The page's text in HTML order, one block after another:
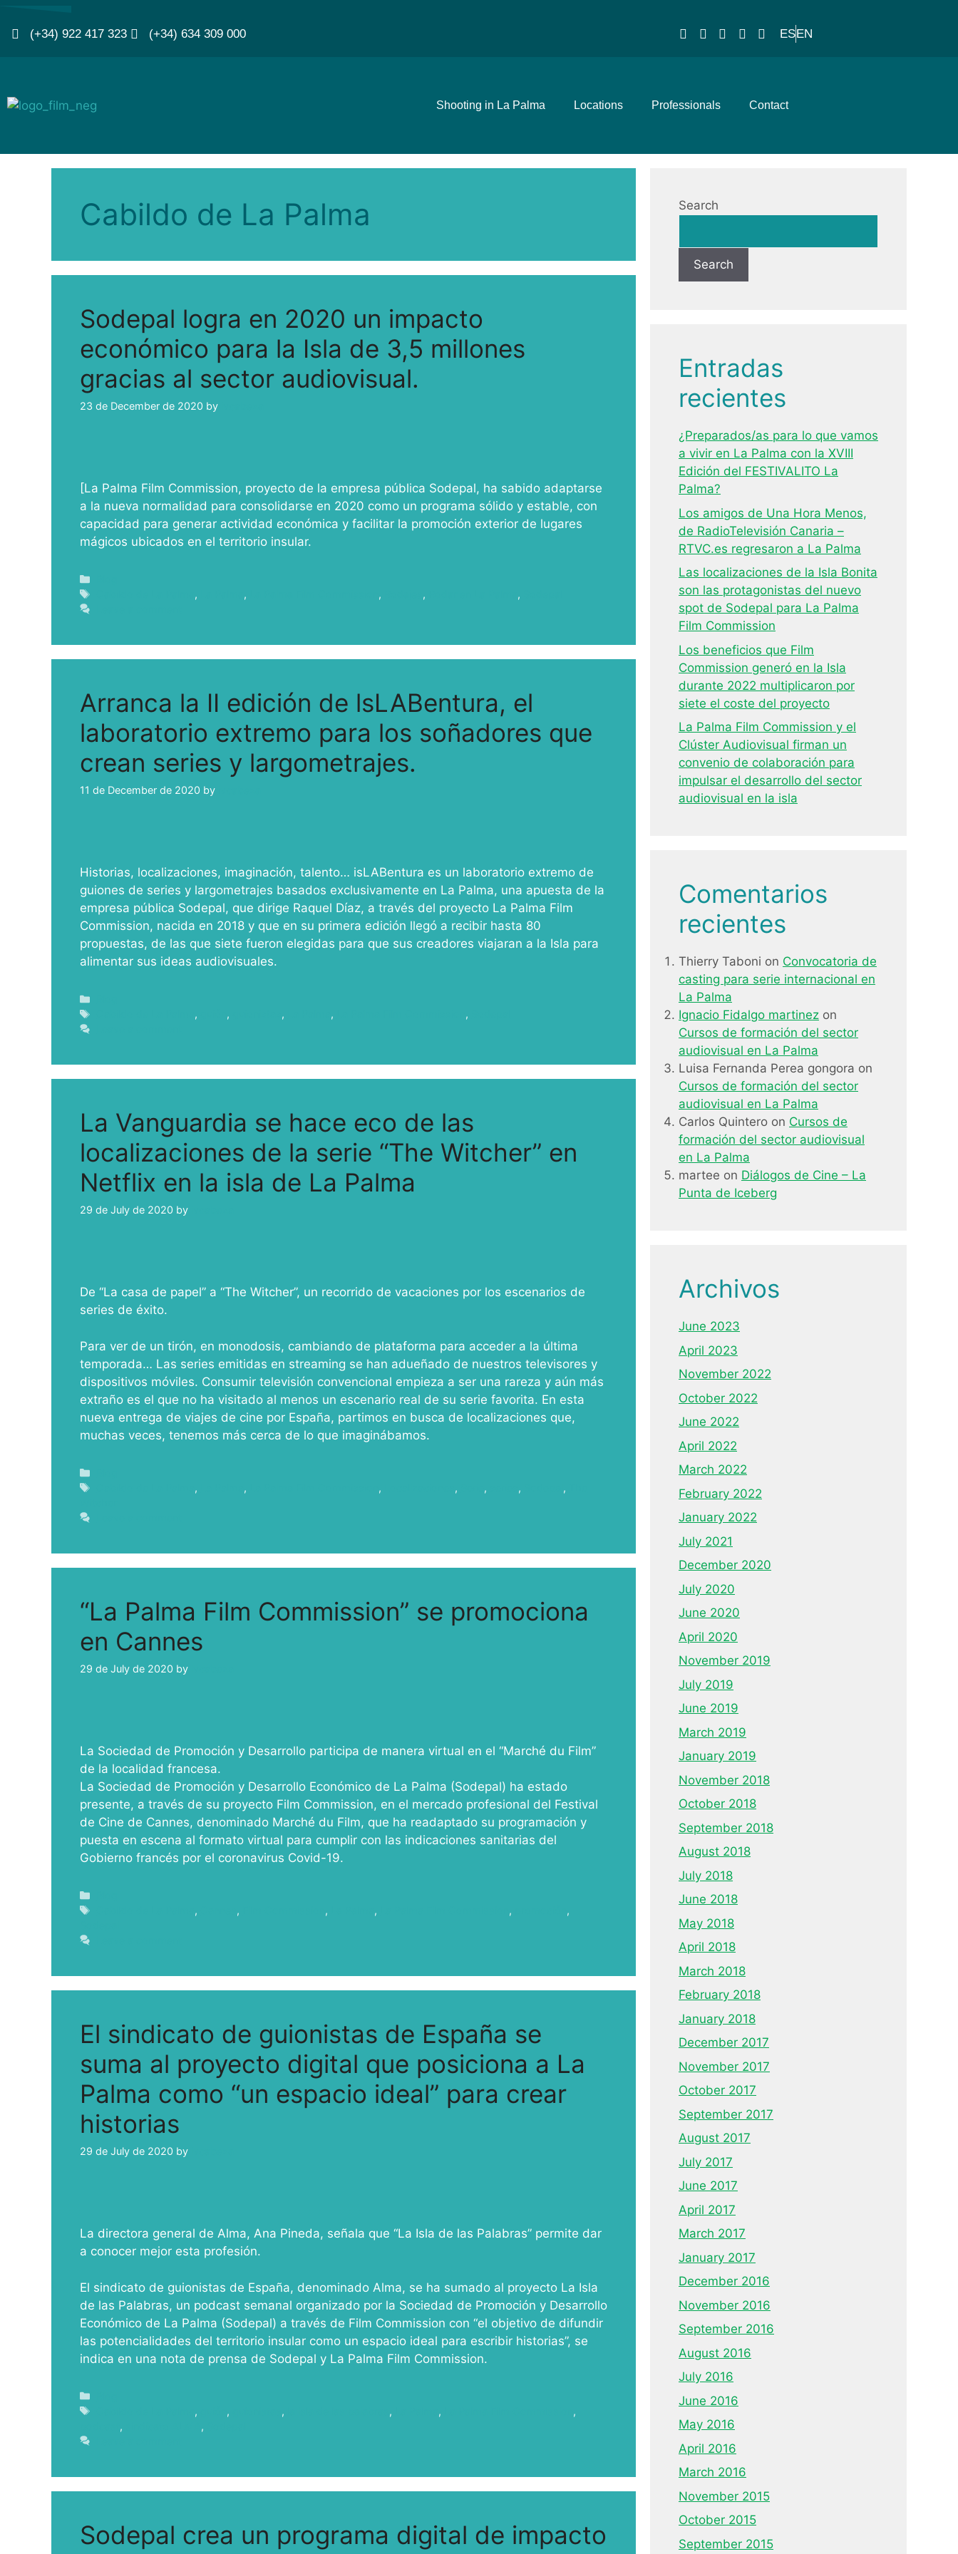
(+34) 922 417 323 (+34) 634 309 000 ESEN
Shooting in La Palma Locations Professionals Contact
Cabildo de La Palma
Sodepal logra en 2020 un impacto
económico para la Isla de 3,5 millones
gracias al sector audiovisual.
23 de December de 2020 by
[La Palma Film Commission, proyecto de la empresa pública Sodepal, ha sabido adaptarse
a la nueva normalidad para consolidarse en 2020 como un programa sólido y estable, con
capacidad para generar actividad económica y facilitar la promoción exterior de lugares
mágicos ubicados en el territorio insular.
, , , , ,
Arranca la II edición de lsLABentura, el
laboratorio extremo para los soñadores que
crean series y largometrajes.
11 de December de 2020 by
Historias, localizaciones, imaginación, talento… isLABentura es un laboratorio extremo de
guiones de series y largometrajes basados exclusivamente en La Palma, una apuesta de la
empresa pública Sodepal, que dirige Raquel Díaz, a través del proyecto La Palma Film
Commission, nacida en 2018 y que en su primera edición llegó a recibir hasta 80
propuestas, de las que siete fueron elegidas para que sus creadores viajaran a la Isla para
alimentar sus ideas audiovisuales.
, , , , ,
La Vanguardia se hace eco de las
localizaciones de la serie “The Witcher” en
Netflix en la isla de La Palma
29 de July de 2020 by
De “La casa de papel” a “The Witcher”, un recorrido de vacaciones por los escenarios de
series de éxito.
Para ver de un tirón, en monodosis, cambiando de plataforma para acceder a la última
temporada… Las series emitidas en streaming se han adueñado de nuestros televisores y
dispositivos móviles. Consumir televisión convencional empieza a ser una rareza y aún más
extraño es el que no ha visitado al menos un escenario real de su serie favorita. En esta
nueva entrega de viajes de cine por España, partimos en busca de localizaciones que,
muchas veces, tenemos más cerca de lo que imaginábamos.
, , , , , , ,
“La Palma Film Commission” se promociona
en Cannes
29 de July de 2020 by
La Sociedad de Promoción y Desarrollo participa de manera virtual en el “Marché du Film”
de la localidad francesa.
La Sociedad de Promoción y Desarrollo Económico de La Palma (Sodepal) ha estado
presente, a través de su proyecto Film Commission, en el mercado profesional del Festival
de Cine de Cannes, denominado Marché du Film, que ha readaptado su programación y
puesta en escena al formato virtual para cumplir con las indicaciones sanitarias del
Gobierno francés por el coronavirus Covid-19.
, , , , ,
,
El sindicato de guionistas de España se
suma al proyecto digital que posiciona a La
Palma como “un espacio ideal” para crear
historias
29 de July de 2020 by
La directora general de Alma, Ana Pineda, señala que “La Isla de las Palabras” permite dar
a conocer mejor esta profesión.
El sindicato de guionistas de España, denominado Alma, se ha sumado al proyecto La Isla
de las Palabras, un podcast semanal organizado por la Sociedad de Promoción y Desarrollo
Económico de La Palma (Sodepal) a través de Film Commission con “el objetivo de difundir
las potencialidades del territorio insular como un espacio ideal para escribir historias”, se
indica en una nota de prensa de Sodepal y La Palma Film Commission.
, , , , ,
,
, ,
Sodepal crea un programa digital de impacto
Search
Search
Entradas
recientes
¿Preparados/as para lo que vamos
a vivir en La Palma con la XVIII
Edición del FESTIVALITO La
Palma?
Los amigos de Una Hora Menos,
de RadioTelevisión Canaria –
RTVC.es regresaron a La Palma
Las localizaciones de la Isla Bonita
son las protagonistas del nuevo
spot de Sodepal para La Palma
Film Commission
Los beneficios que Film
Commission generó en la Isla
durante 2022 multiplicaron por
siete el coste del proyecto
La Palma Film Commission y el
Clúster Audiovisual firman un
convenio de colaboración para
impulsar el desarrollo del sector
audiovisual en la isla
Comentarios
recientes
Thierry Taboni on Convocatoria de
casting para serie internacional en
La Palma
Ignacio Fidalgo martinez on
Cursos de formación del sector
audiovisual en La Palma
Luisa Fernanda Perea gongora on
Cursos de formación del sector
audiovisual en La Palma
Carlos Quintero on Cursos de
formación del sector audiovisual
en La Palma
martee on Diálogos de Cine – La
Punta de Iceberg
Archivos
June 2023
April 2023
November 2022
October 2022
June 2022
April 2022
March 2022
February 2022
January 2022
July 2021
December 2020
July 2020
June 2020
April 2020
November 2019
July 2019
June 2019
March 2019
January 2019
November 2018
October 2018
September 2018
August 2018
July 2018
June 2018
May 2018
April 2018
March 2018
February 2018
January 2018
December 2017
November 2017
October 2017
September 2017
August 2017
July 2017
June 2017
April 2017
March 2017
January 2017
December 2016
November 2016
September 2016
August 2016
July 2016
June 2016
May 2016
April 2016
March 2016
November 2015
October 2015
September 2015